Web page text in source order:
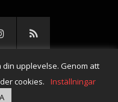
i stormen
upplevelse. Genom att
cookies.
Inställningar